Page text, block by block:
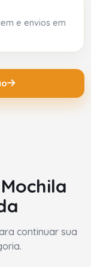
e envios em
continuar sua